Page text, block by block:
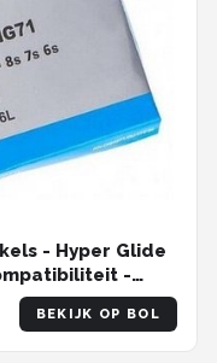
- Hyper Glide
-
BEKIJK OP BOL